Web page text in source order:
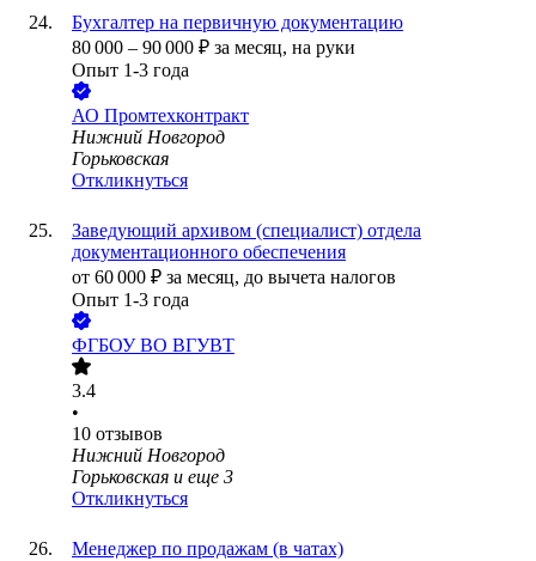
Бухгалтер на первичную документацию
80 000 – 90 000 ₽ за месяц, на руки
Опыт 1-3 года
АО Промтехконтракт
Нижний Новгород
Горьковская
Откликнуться
Заведующий архивом (специалист) отдела
документационного обеспечения
от 60 000 ₽ за месяц, до вычета налогов
Опыт 1-3 года
ФГБОУ ВО ВГУВТ
3.4
•
10 отзывов
Нижний Новгород
Горьковская и еще 3
Откликнуться
Менеджер по продажам (в чатах)